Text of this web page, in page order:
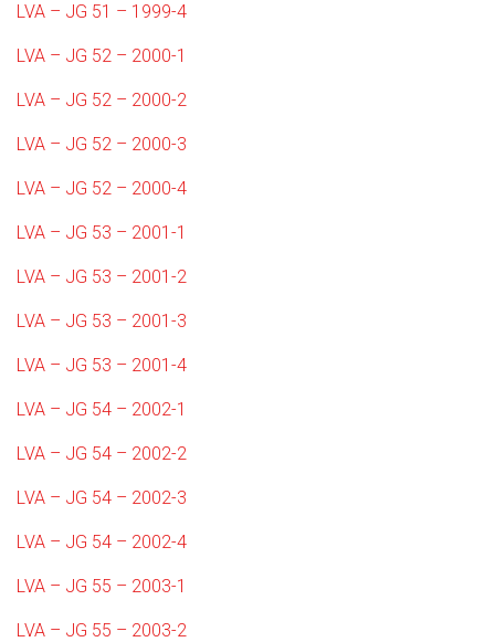
LVA – JG 51 – 1999-4
LVA – JG 52 – 2000-1
LVA – JG 52 – 2000-2
LVA – JG 52 – 2000-3
LVA – JG 52 – 2000-4
LVA – JG 53 – 2001-1
LVA – JG 53 – 2001-2
LVA – JG 53 – 2001-3
LVA – JG 53 – 2001-4
LVA – JG 54 – 2002-1
LVA – JG 54 – 2002-2
LVA – JG 54 – 2002-3
LVA – JG 54 – 2002-4
LVA – JG 55 – 2003-1
LVA – JG 55 – 2003-2